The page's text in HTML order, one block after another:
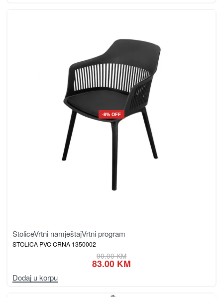
-8% OFF
StoliceVrtni namještajVrtni program
STOLICA PVC CRNA 1350002
90.00KM
83.00 KM
Dodaj u korpu